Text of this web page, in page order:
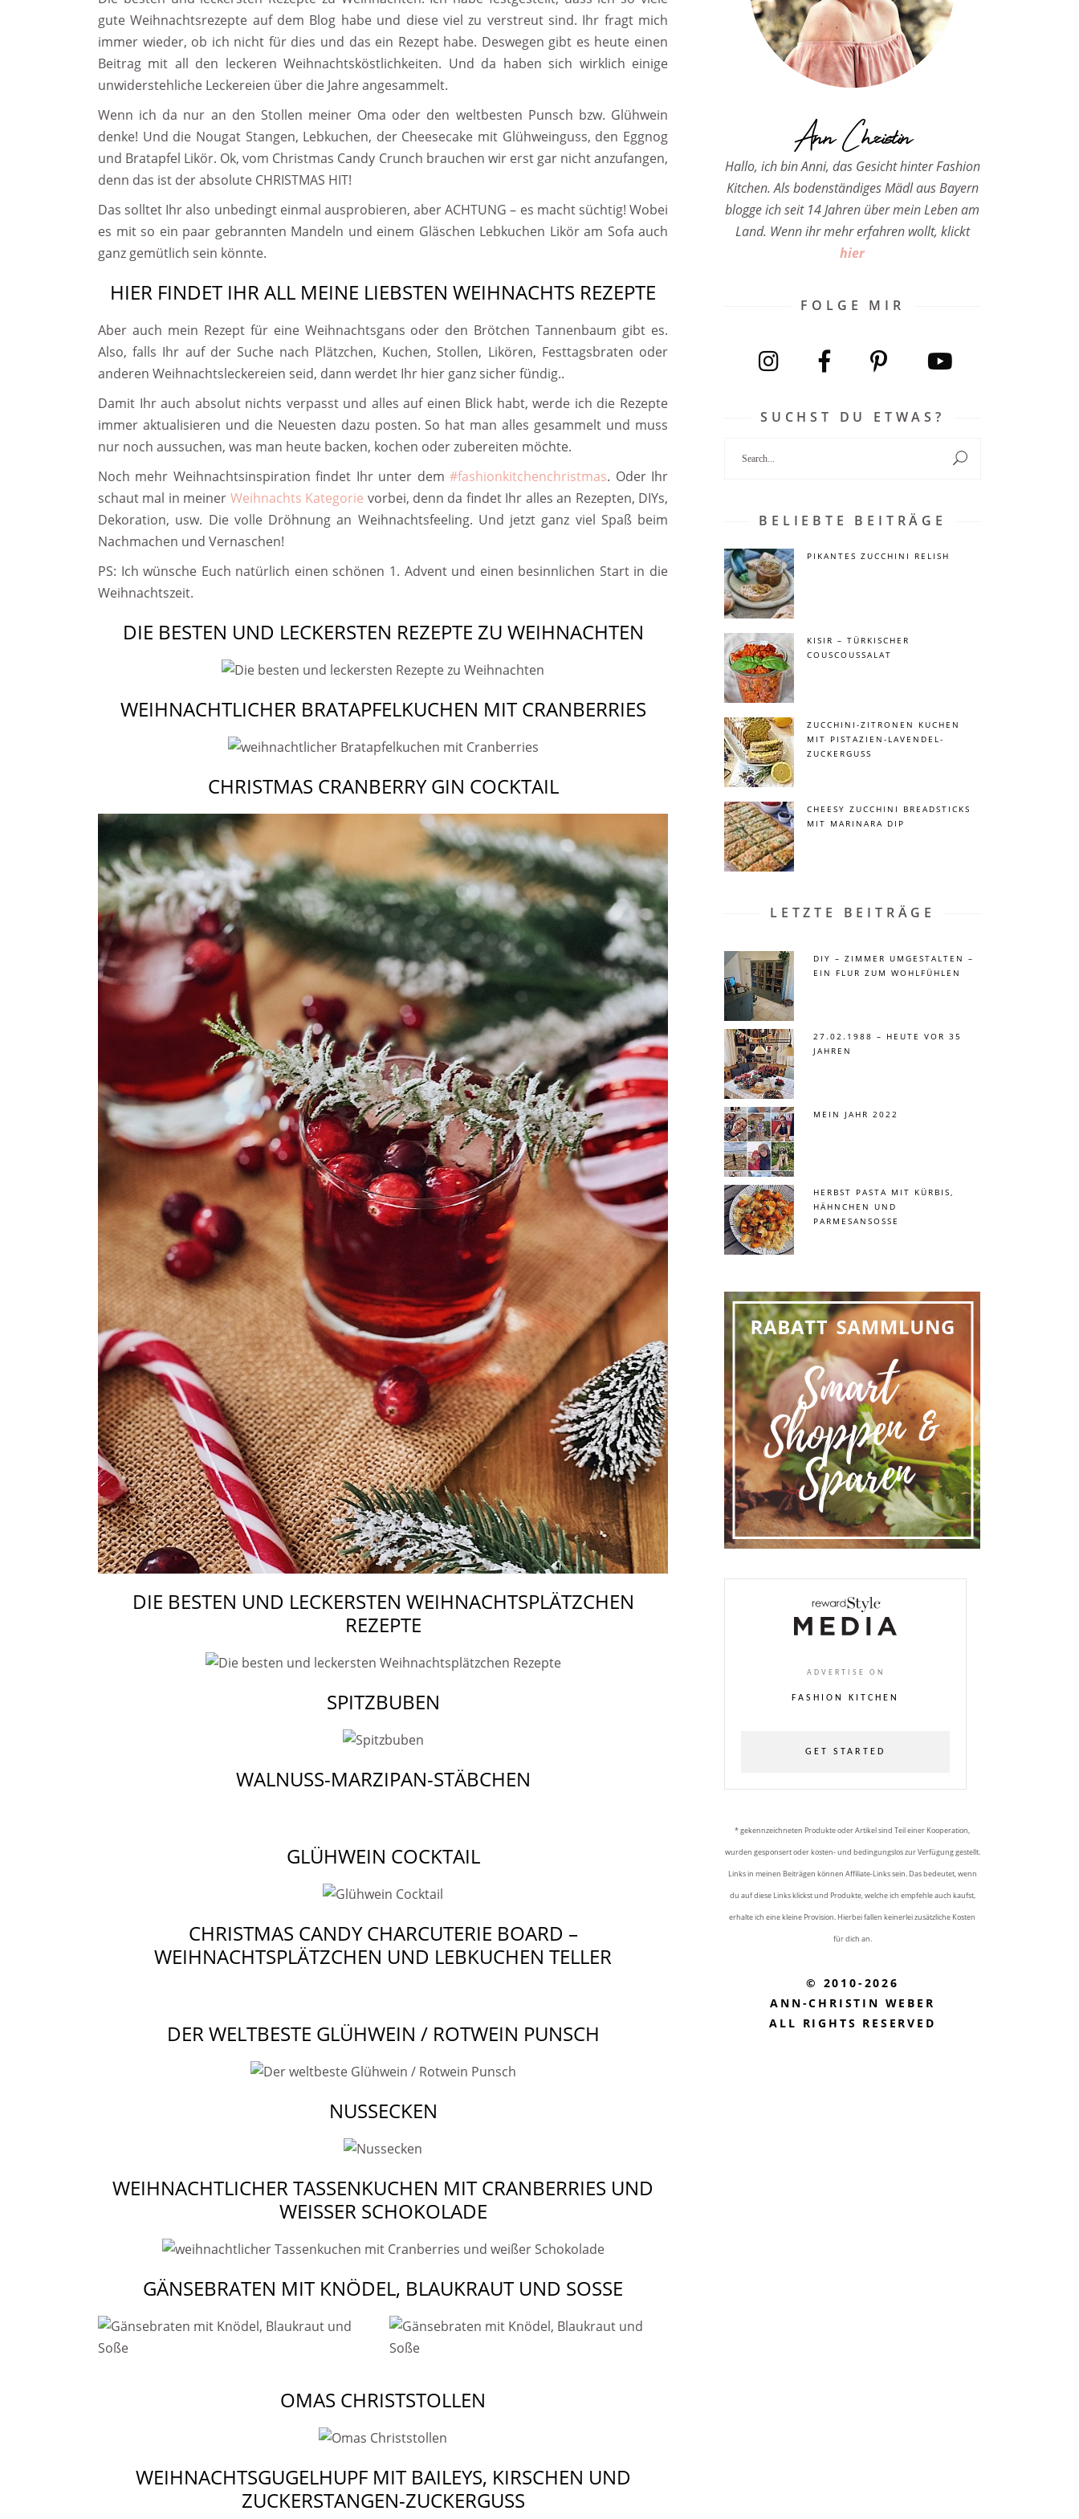
gute Weihnachtsrezepte auf dem Blog habe und diese viel zu verstreut sind. Ihr fragt mich
immer wieder, ob ich nicht für dies und das ein Rezept habe. Deswegen gibt es heute einen
Beitrag mit all den leckeren Weihnachtsköstlichkeiten. Und da haben sich wirklich einige
unwiderstehliche Leckereien über die Jahre angesammelt.
Wenn ich da nur an den Stollen meiner Oma oder den weltbesten Punsch bzw. Glühwein
denke! Und die Nougat Stangen, Lebkuchen, der Cheesecake mit Glühweinguss, den Eggnog
und Bratapfel Likör. Ok, vom Christmas Candy Crunch brauchen wir erst gar nicht anzufangen,
denn das ist der absolute CHRISTMAS HIT!
Das solltet Ihr also unbedingt einmal ausprobieren, aber ACHTUNG – es macht süchtig! Wobei
es mit so ein paar gebrannten Mandeln und einem Gläschen Lebkuchen Likör am Sofa auch
ganz gemütlich sein könnte.
HIER FINDET IHR ALL MEINE LIEBSTEN WEIHNACHTS REZEPTE
Aber auch mein Rezept für eine Weihnachtsgans oder den Brötchen Tannenbaum gibt es.
Also, falls Ihr auf der Suche nach Plätzchen, Kuchen, Stollen, Likören, Festtagsbraten oder
anderen Weihnachtsleckereien seid, dann werdet Ihr hier ganz sicher fündig..
Damit Ihr auch absolut nichts verpasst und alles auf einen Blick habt, werde ich die Rezepte
immer aktualisieren und die Neuesten dazu posten. So hat man alles gesammelt und muss
nur noch aussuchen, was man heute backen, kochen oder zubereiten möchte.
Noch mehr Weihnachtsinspiration findet Ihr unter dem#fashionkitchenchristmas. Oder Ihr
schaut mal in meiner Weihnachts Kategorie vorbei, denn da findet Ihr alles an Rezepten, DIYs,
Dekoration, usw. Die volle Dröhnung an Weihnachtsfeeling. Und jetzt ganz viel Spaß beim
Nachmachen und Vernaschen!
PS: Ich wünsche Euch natürlich einen schönen 1. Advent und einen besinnlichen Start in die
Weihnachtszeit.
DIE BESTEN UND LECKERSTEN REZEPTE ZU WEIHNACHTEN
WEIHNACHTLICHER BRATAPFELKUCHEN MIT CRANBERRIES
CHRISTMAS CRANBERRY GIN COCKTAIL
DIE BESTEN UND LECKERSTEN WEIHNACHTSPLÄTZCHEN
REZEPTE
SPITZBUBEN
WALNUSS-MARZIPAN-STÄBCHEN
GLÜHWEIN COCKTAIL
CHRISTMAS CANDY CHARCUTERIE BOARD –
WEIHNACHTSPLÄTZCHEN UND LEBKUCHEN TELLER
DER WELTBESTE GLÜHWEIN / ROTWEIN PUNSCH
NUSSECKEN
WEIHNACHTLICHER TASSENKUCHEN MIT CRANBERRIES UND
WEISSER SCHOKOLADE
GÄNSEBRATEN MIT KNÖDEL, BLAUKRAUT UND SOSSE
OMAS CHRISTSTOLLEN
WEIHNACHTSGUGELHUPF MIT BAILEYS, KIRSCHEN UND
ZUCKERSTANGEN-ZUCKERGUSS
Ann Christin
Hallo, ich bin Anni, das Gesicht hinter Fashion
Kitchen. Als bodenständiges Mädl aus Bayern
blogge ich seit 14 Jahren über mein Leben am
Land. Wenn ihr mehr erfahren wollt, klickt
hier
FOLGE MIR
SUCHST DU ETWAS?
BELIEBTE BEITRÄGE
PIKANTES ZUCCHINI RELISH
KISIR – TÜRKISCHER
COUSCOUSSALAT
ZUCCHINI-ZITRONEN KUCHEN
MIT PISTAZIEN-LAVENDEL-
ZUCKERGUSS
CHEESY ZUCCHINI BREADSTICKS
MIT MARINARA DIP
LETZTE BEITRÄGE
DIY – ZIMMER UMGESTALTEN –
EIN FLUR ZUM WOHLFÜHLEN
27.02.1988 – HEUTE VOR 35
JAHREN
MEIN JAHR 2022
HERBST PASTA MIT KÜRBIS,
HÄHNCHEN UND
PARMESANSOSSE
ADVERTISE ON
FASHION KITCHEN
GET STARTED
* gekennzeichneten Produkte oder Artikel sind Teil einer Kooperation,
wurden gesponsert oder kosten- und bedingungslos zur Verfügung gestellt.
Links in meinen Beiträgen können Affiliate-Links sein. Das bedeutet, wenn
du auf diese Links klickst und Produkte, welche ich empfehle auch kaufst,
erhalte ich eine kleine Provision. Hierbei fallen keinerlei zusätzliche Kosten
für dich an.
© 2010-2026
ANN-CHRISTIN WEBER
ALL RIGHTS RESERVED